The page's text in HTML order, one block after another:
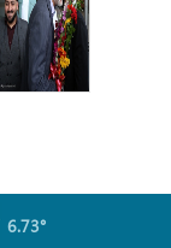
6.73°